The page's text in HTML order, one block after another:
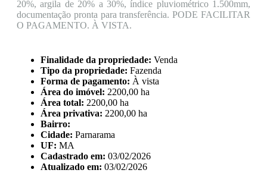
20%, argila de 20% a 30%, índice pluviométrico 1.500mm,
documentação pronta para transferência. PODE FACILITAR
O PAGAMENTO. À VISTA.
Finalidade da propriedade: Venda
Tipo da propriedade: Fazenda
Forma de pagamento: À vista
Área do imóvel: 2200,00 ha
Área total: 2200,00 ha
Área privativa: 2200,00 ha
Bairro:
Cidade: Parnarama
UF: MA
Cadastrado em: 03/02/2026
Atualizado em: 03/02/2026